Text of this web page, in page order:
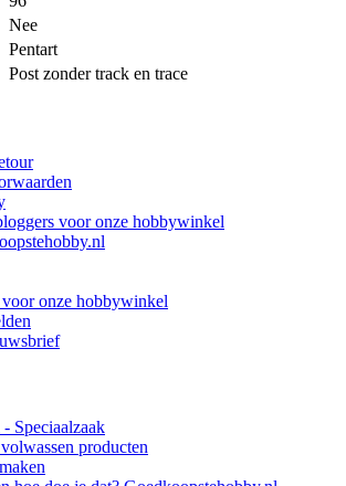
Nee
Pentart
Post zonder track en trace
voor onze hobbywinkel
onze hobbywinkel
Speciaalzaak
producten